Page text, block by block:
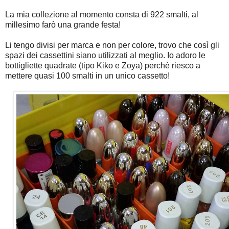
La mia collezione al momento consta di 922 smalti, al
millesimo farò una grande festa!
Li tengo divisi per marca e non per colore, trovo che così gli
spazi dei cassettini siano utilizzati al meglio. Io adoro le
bottigliette quadrate (tipo Kiko e Zoya) perchè riesco a
mettere quasi 100 smalti in un unico cassetto!